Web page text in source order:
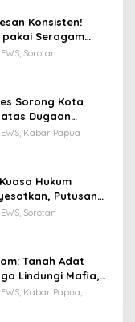
Konsisten!
Seragam
Juga pakai Kaos
Sorotan
Sorong Kota
Dugaan
Anak
Kabar Papua
Hukum
Putusan
Dipublikasikan
Sorotan
Tanah Adat
Lindungi Mafia,
ATR/BPN
Kabar Papua,